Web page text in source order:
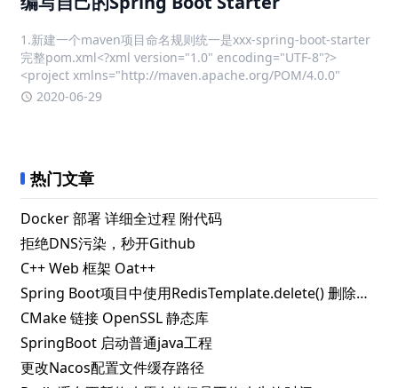
热门文章
Docker 部署 详细全过程 附代码
拒绝DNS污染，秒开Github
CMake 链接 OpenSSL 静态库
SpringBoot 启动普通java工程
更改Nacos配置文件缓存路径
Redis缓存更新修改原有值但是不修改失效时间
屏蔽Postman自动更新
C++Web框架Drogon
weixin-java-pay对接微信V3支付记录
解决VM虚拟机启动后假死